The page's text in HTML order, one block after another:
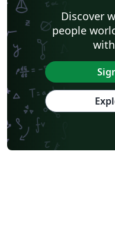
Discover
people